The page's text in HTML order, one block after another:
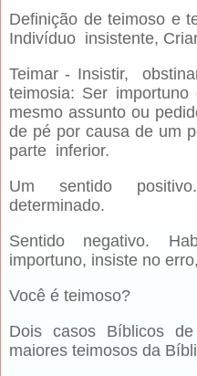
Definição de teimoso e
Indivíduo insistente,
Teimar - Insistir,
teimosia: Ser
mesmo assunto ou
de pé por causa de um
parte inferior.
Um sentido
determinado.
Sentido negativo.
importuno, insiste no
Você é teimoso?
Dois casos Bíblicos
maiores teimosos da